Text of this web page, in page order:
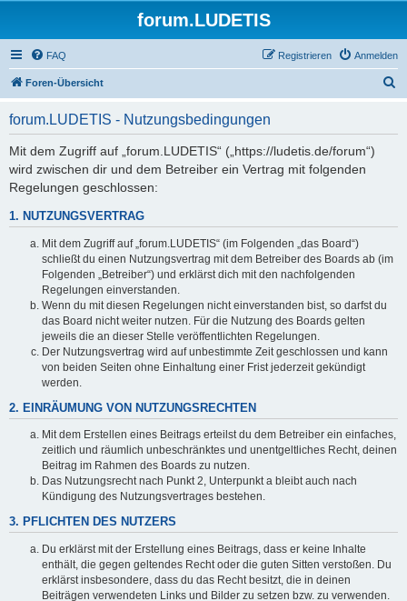
forum.LUDETIS
FAQ Anmelden
Registrieren
Foren-Übersicht
forum.LUDETIS - Nutzungsbedingungen
Mit dem Zugriff auf „forum.LUDETIS“ („https://ludetis.de/forum“)
wird zwischen dir und dem Betreiber ein Vertrag mit folgenden
Regelungen geschlossen:
1. NUTZUNGSVERTRAG
Mit dem Zugriff auf „forum.LUDETIS“ (im Folgenden „das Board“)
schließt du einen Nutzungsvertrag mit dem Betreiber des Boards ab (im
Folgenden „Betreiber“) und erklärst dich mit den nachfolgenden
Regelungen einverstanden.
Wenn du mit diesen Regelungen nicht einverstanden bist, so darfst du
das Board nicht weiter nutzen. Für die Nutzung des Boards gelten
jeweils die an dieser Stelle veröffentlichten Regelungen.
Der Nutzungsvertrag wird auf unbestimmte Zeit geschlossen und kann
von beiden Seiten ohne Einhaltung einer Frist jederzeit gekündigt
werden.
2. EINRÄUMUNG VON NUTZUNGSRECHTEN
Mit dem Erstellen eines Beitrags erteilst du dem Betreiber ein einfaches,
zeitlich und räumlich unbeschränktes und unentgeltliches Recht, deinen
Beitrag im Rahmen des Boards zu nutzen.
Das Nutzungsrecht nach Punkt 2, Unterpunkt a bleibt auch nach
Kündigung des Nutzungsvertrages bestehen.
3. PFLICHTEN DES NUTZERS
Du erklärst mit der Erstellung eines Beitrags, dass er keine Inhalte
enthält, die gegen geltendes Recht oder die guten Sitten verstoßen. Du
erklärst insbesondere, dass du das Recht besitzt, die in deinen
Beiträgen verwendeten Links und Bilder zu setzen bzw. zu verwenden.